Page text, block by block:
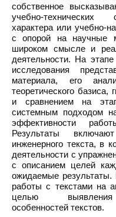
собственное
учебно-технических
характера или учебно-
с опорой на научные
широком смысле и
деятельности. На
исследования
материала, его
теоретического базиса,
и сравнением на
системным подходом
эффективности
Результаты
инженерного текста, в
деятельности с
с описанием целей
ожидаемые
работы с текстами на
целью выявления
особенностей текстов.